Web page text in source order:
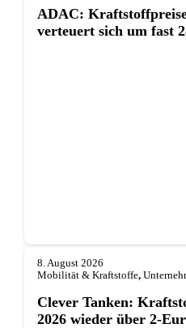
ADAC:
verteuert sich um fast
8. August 2026
Mobilität & Kraftstoffe,
Clever Tanken:
2026 wieder über 2-